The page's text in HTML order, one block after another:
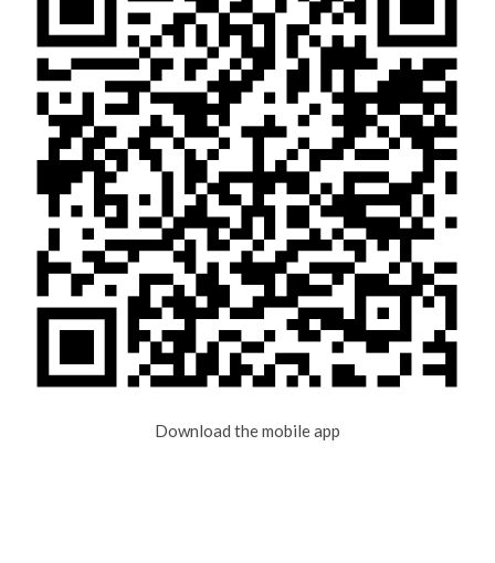
Download the mobile app